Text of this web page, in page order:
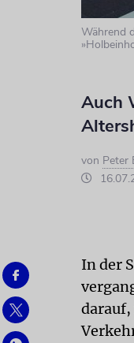
Während
Auch
von Peter
In der